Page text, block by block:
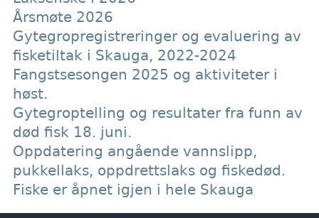
Årsmøte 2026
Gytegropregistreringer og evaluering av
fisketiltak i Skauga, 2022-2024
Fangstsesongen 2025 og aktiviteter i
høst.
Gytegroptelling og resultater fra funn av
død fisk 18. juni.
Oppdatering angående vannslipp,
pukkellaks, oppdrettslaks og fiskedød.
Fiske er åpnet igjen i hele Skauga